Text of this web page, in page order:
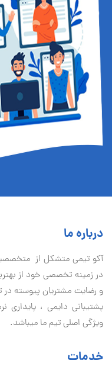
درباره ما
آكو تيمی متشکل از
در زمینه تخصصی خود از
و رضایت مشتریان پیوسته
پشتیبانی دايمی ، پایداری
ویژگی اصلی تیم ما میباشد.
خدمات